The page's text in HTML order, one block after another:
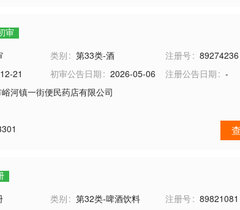
审
类别 第33类-酒 注册号
89274236
21 初审公告日期 2026-05-06 注册公告日期
-
河镇一街便民药店有限公司
类别 第32类-啤酒饮料 注册号
89821081